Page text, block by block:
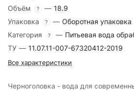
Объём
? — 18.9
Упаковка
? — Оборотная упаковка
Категория
? — Питьевая вода
ТУ — 11.07.11-007-67320412-2019
Все характеристики
Черноголовка - вода для